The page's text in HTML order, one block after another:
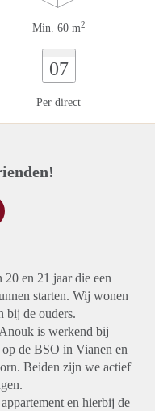
Min. 60 m2
07
Per direct
en 21 jaar die een
starten. Wij wonen
bij de ouders.
is werkend bij
de BSO in Vianen en
Beiden zijn we actief
en hierbij de